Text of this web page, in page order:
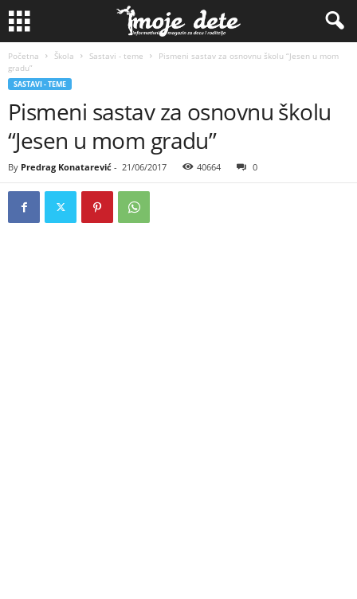
Početna Škola Sastavi - teme
Pismeni sastav za osnovnu školu “Jesen u mom
gradu”
SASTAVI - TEME
Pismeni sastav za osnovnu školu
“Jesen u mom gradu”
By Predrag Konatarević - 21/06/2017 40664 0